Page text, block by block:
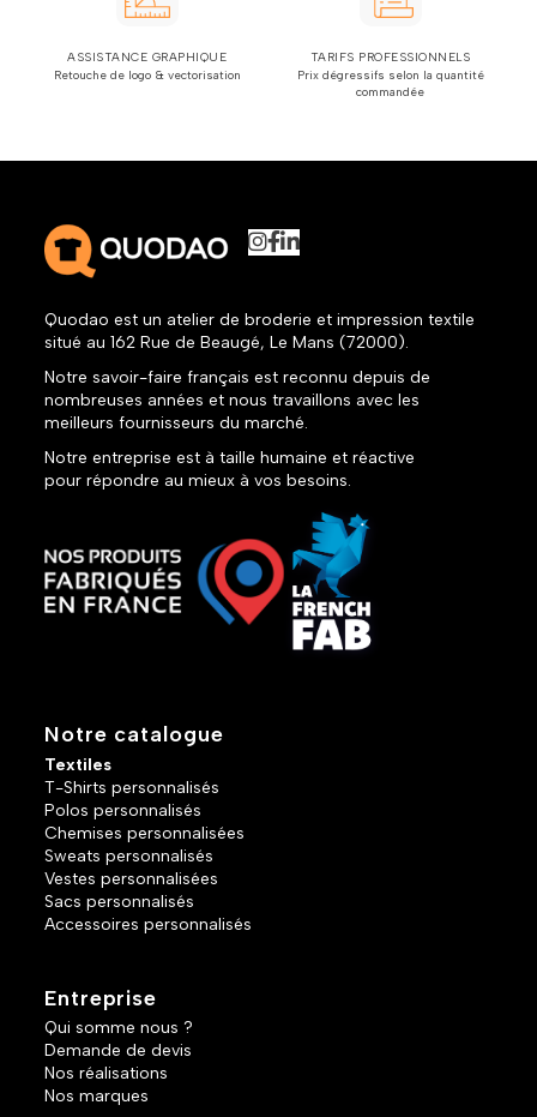
ASSISTANCE GRAPHIQUE
Retouche de logo & vectorisation
TARIFS PROFESSIONNELS
Prix dégressifs selon la quantité
commandée
Quodao est un atelier de broderie et impression textile
situé au 162 Rue de Beaugé, Le Mans (72000).
Notre savoir-faire français est reconnu depuis de
nombreuses années et nous travaillons avec les
meilleurs fournisseurs du marché.
Notre entreprise est à taille humaine et réactive
pour répondre au mieux à vos besoins.
Notre catalogue
Textiles
T-Shirts personnalisés
Polos personnalisés
Chemises personnalisées
Sweats personnalisés
Vestes personnalisées
Sacs personnalisés
Accessoires personnalisés
Entreprise
Qui somme nous ?
Demande de devis
Nos réalisations
Nos marques